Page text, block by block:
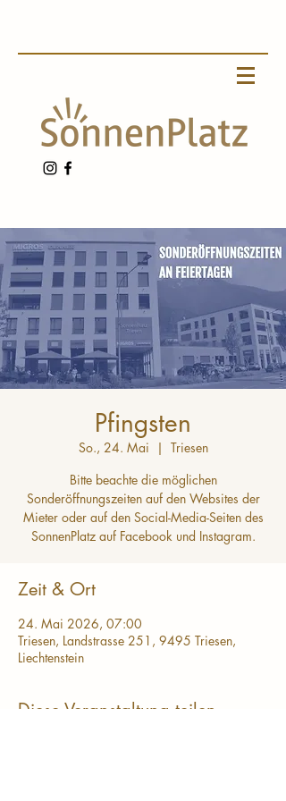
Pfingsten
So., 24. Mai
  |
Triesen
Bitte beachte die möglichen
Sonderöffnungszeiten auf den Websites der
Mieter oder auf den Social-Media-Seiten des
SonnenPlatz auf Facebook und Instagram.
Zeit & Ort
24. Mai 2026, 07:00
Triesen, Landstrasse 251, 9495 Triesen,
Liechtenstein
Diese Veranstaltung teilen